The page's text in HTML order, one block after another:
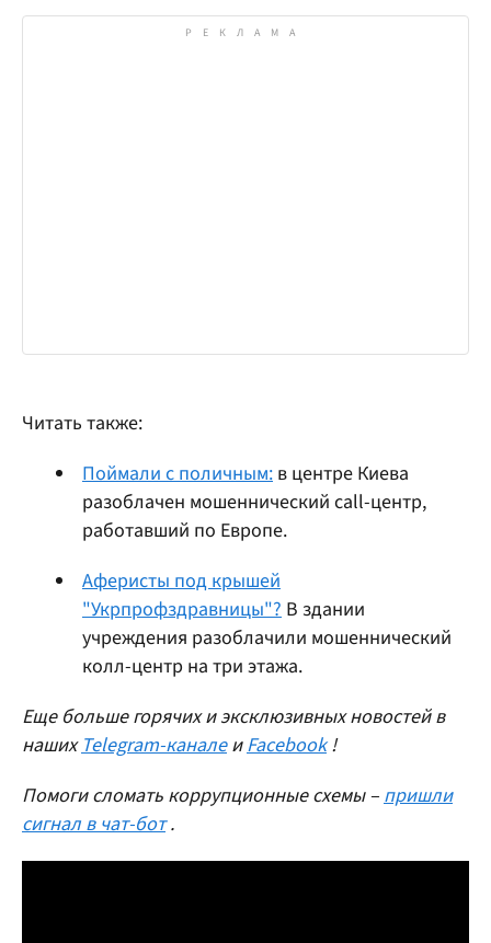
Читать также:
Поймали с поличным: в центре Киева
разоблачен мошеннический call-центр,
работавший по Европе.
Аферисты под крышей
"Укрпрофздравницы"? В здании
учреждения разоблачили мошеннический
колл-центр на три этажа.
Еще больше горячих и эксклюзивных новостей в
наших Telegram-канале и Facebook !
Помоги сломать коррупционные схемы – пришли
сигнал в чат-бот .